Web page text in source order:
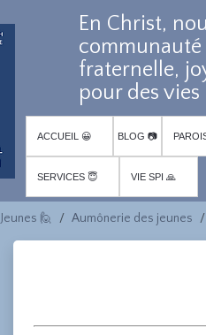
En Christ,
communauté
fraternelle,
pour des
ACCUEIL 😀 BLOG 📷
SERVICES 😇 VIE SPI 🙏
Jeunes 🙋 Aumônerie des jeunes